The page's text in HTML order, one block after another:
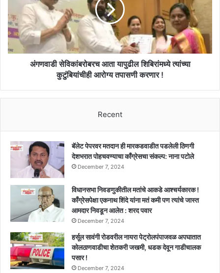
शिबिरांमध्ये
त्यांच्या
कुटुंबियांचीही
आरोग्य
तपासणी
अंगणवाडी सेविकांबरोबरच आता यापुढील शिबिरांमध्ये त्यांच्या
कुटुंबियांचीही आरोग्य तपासणी करणार !
Recent
बॅलेट पेपरवर मतदान ही मारकडवाडीत पडलेली ठिणगी
देशभरात पोहचवण्याचा काँग्रेसचा संकल्प: नाना पटोले
December 7, 2024
विधानसभा निवडणुकीतील मतांचे आकडे आश्चर्यकारक !
काँग्रेसपेक्षा एकनाथ शिंदे यांना मतं कमी पण त्यांचे जास्त
आमदार निवडून आलेत : शरद पवार
December 7, 2024
हर्सूल सावंगी रोडवरील नायरा पेट्रोलपंपाजवळ अपघातात
कोलठाणवाडीचा शेतकरी जखमी, धडक देवून गाडीचालक
पसार !
December 7, 2024